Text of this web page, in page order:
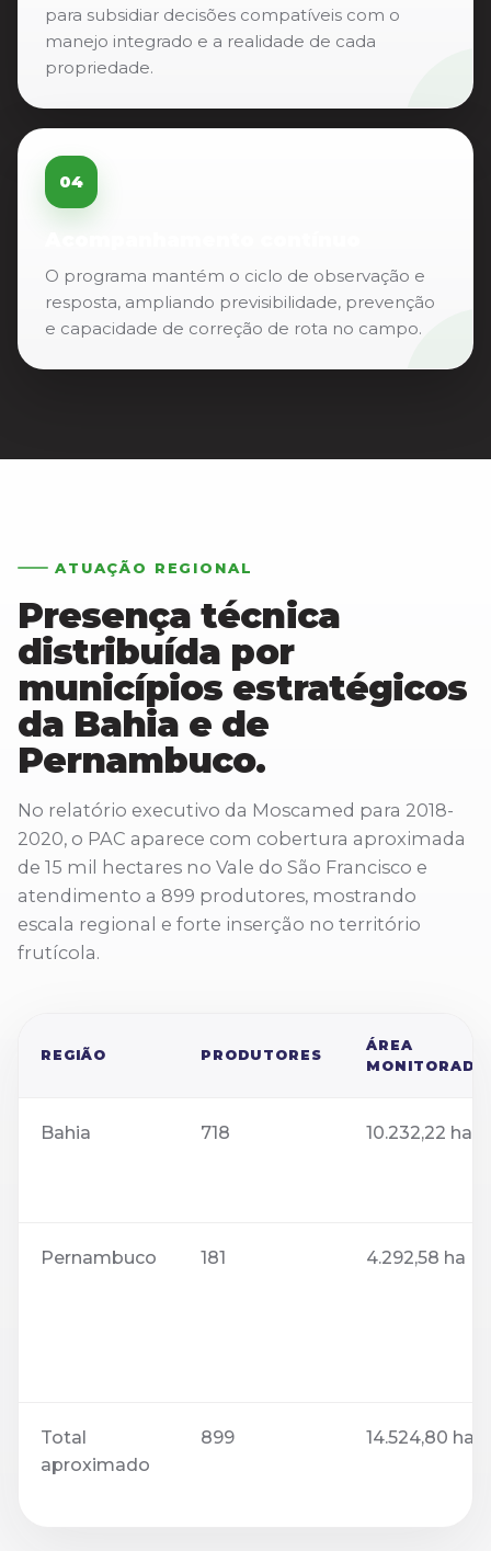
para subsidiar decisões compatíveis com o
manejo integrado e a realidade de cada
propriedade.
04
O programa mantém o ciclo de observação e
resposta, ampliando previsibilidade, prevenção
e capacidade de correção de rota no campo.
ATUAÇÃO REGIONAL
Presença técnica
distribuída por
municípios estratégicos
da Bahia e de
Pernambuco.
No relatório executivo da Moscamed para 2018-
2020, o PAC aparece com cobertura aproximada
de 15 mil hectares no Vale do São Francisco e
atendimento a 899 produtores, mostrando
escala regional e forte inserção no território
frutícola.
REGIÃO PRODUTORES
ÁREA
MONITORADA
Bahia 718 10.232,22 ha
Pernambuco 181 4.292,58 ha
Total
aproximado
899 14.524,80 ha